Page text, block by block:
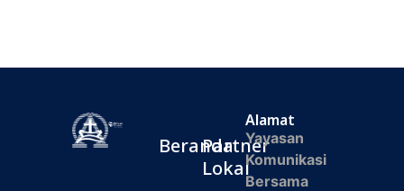
BerandaPartner
Lokal
Alamat
Yayasan
Komunikasi
Bersama